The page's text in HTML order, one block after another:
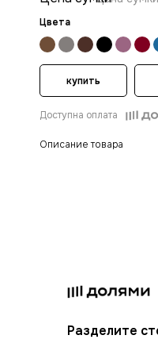
Описание товара
Цвета
купить
Доступна оплата
Разделите